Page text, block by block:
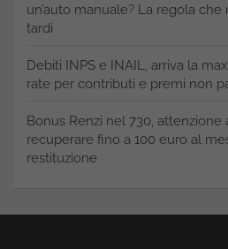
un’auto manuale? La regola
tardi
Debiti INPS e INAIL, arriva la
rate per contributi e premi non
Bonus Renzi nel 730, attenzione
recuperare fino a 100 euro al
restituzione